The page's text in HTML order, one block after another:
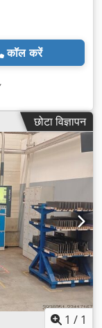
कॉल करें
,
छोटा विज्ञापन
1 / 1